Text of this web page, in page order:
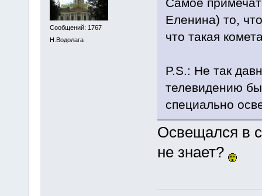
Сообщений: 1767
Н.Водолага
Самое
Еленина) то,
что такая
P.S.: Не так
телевидению
специально
Освещался в
не знает?